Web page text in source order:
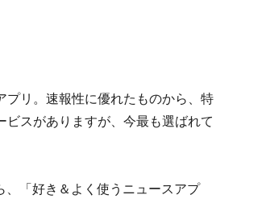
プリ。速報性に優れたものから、特
スがありますが、今最も選ばれて
「好き＆よく使うニュースアプ